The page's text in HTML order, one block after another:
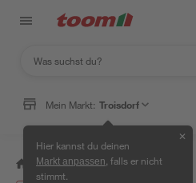
Mein Markt: Troisdorf
Hier kannst du deinen
Markt anpassen , falls er nicht
stimmt.
✕
/ Garten & Freizeit / Pflanzen